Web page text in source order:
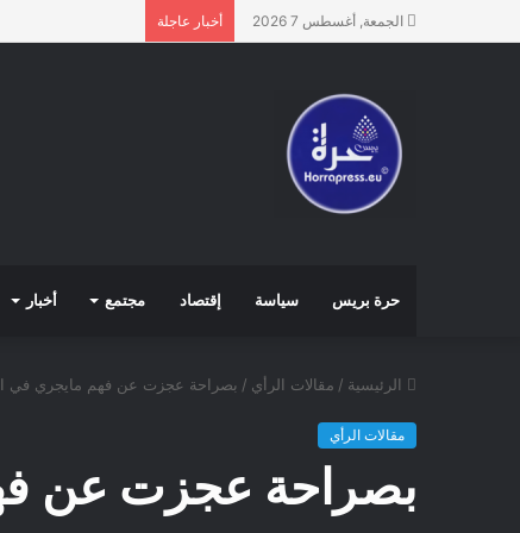
الجمعة, أغسطس 7 2026 أخبار عاجلة
حرة بريس سياسة إقتصاد مجتمع أخبار
الرئيسية / مقالات الرأي / بصراحة عجزت عن فهم مايجري في
مقالات الرأي
بصراحة عجزت عن